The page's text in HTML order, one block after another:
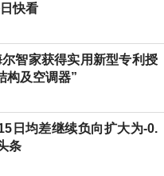
快看
尔智家获得实用新型专利授
构及空调器”
日均差继续负向扩大为-0.
条